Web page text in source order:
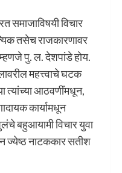
समाजाविषयी विचार
तसेच राजकारणावर
पु. ल. देशपांडे होय.
महत्त्वाचे घटक
त्यांच्या आठवणींमधून,
कार्यामधून
बहुआयामी विचार युवा
ज्येष्ठ नाटककार सतीश